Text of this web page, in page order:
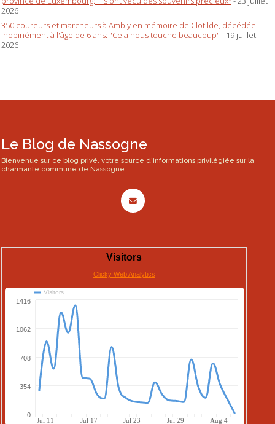
2026
350 coureurs et marcheurs à Ambly en mémoire de Clotilde, décédée
inopinément à l'âge de 6 ans: "Cela nous touche beaucoup" - 19 juillet
2026
Le Blog de Nassogne
Bienvenue sur ce blog privé, votre source d'informations privilégiée sur la
charmante commune de Nassogne